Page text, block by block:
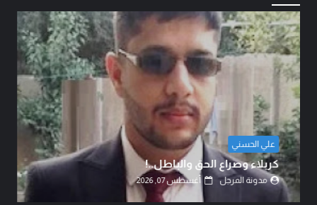
الشيخ الدكتور عبد الرضا البهادلي
دماءُ أبنائنا ليست رخيصة..!
مدونة المرجل أغسطس 07, 2026